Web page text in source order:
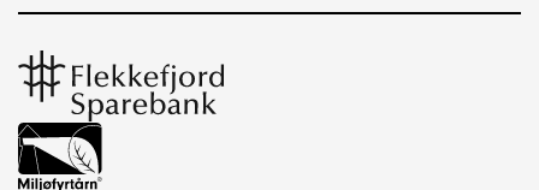
Flekkefjord
Sparebank